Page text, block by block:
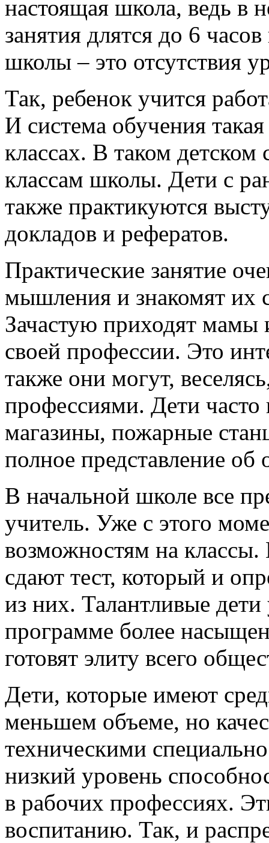
настоящая школа, ведь в
занятия длятся до 6
школы – это отсутствия
Так, ребенок учится
И система обучения
классах. В таком
классам школы. Дети с
также практикуются
докладов и рефератов.
Практические занятие
мышления и знакомят их
Зачастую приходят мамы
своей профессии. Это
также они могут,
профессиями. Дети
магазины, пожарные
полное представление
В начальной школе все
учитель. Уже с этого
возможностям на классы.
сдают тест, который и
из них. Талантливые
программе более
готовят элиту всего
Дети, которые имеют
меньшем объеме, но
техническими
низкий уровень
в рабочих профессиях.
воспитанию. Так, и